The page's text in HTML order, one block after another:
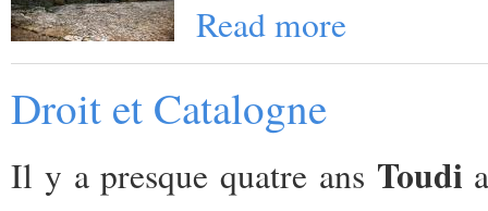
Read more
Droit et Catalogne
Il y a presque quatre ans Toudi